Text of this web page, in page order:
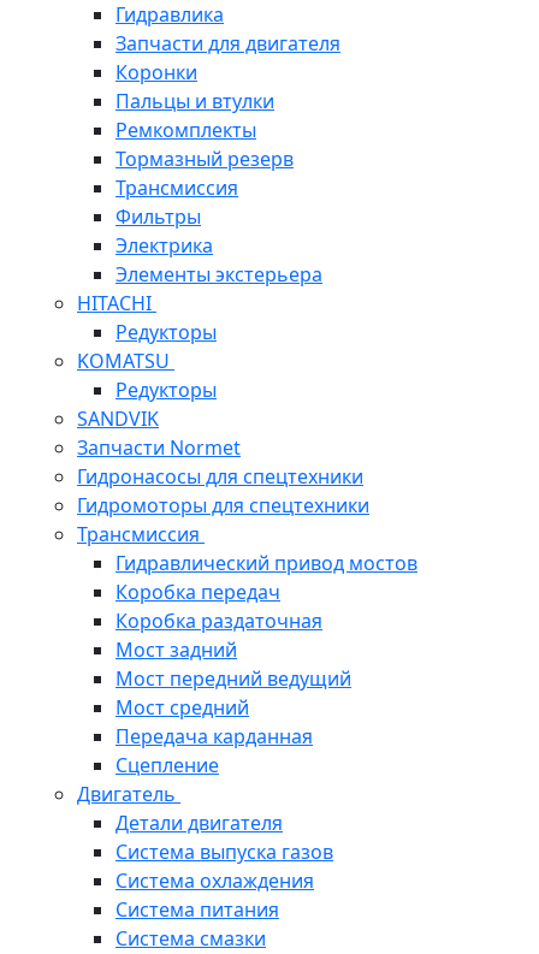
Гидравлика
Запчасти для двигателя
Коронки
Пальцы и втулки
Ремкомплекты
Тормазный резерв
Трансмиссия
Фильтры
Электрика
Элементы экстерьера
HITACHI
Редукторы
KOMATSU
Редукторы
SANDVIK
Запчасти Normet
Гидронасосы для спецтехники
Гидромоторы для спецтехники
Трансмиссия
Гидравлический привод мостов
Коробка передач
Коробка раздаточная
Мост задний
Мост передний ведущий
Мост средний
Передача карданная
Сцепление
Двигатель
Детали двигателя
Система выпуска газов
Система охлаждения
Система питания
Система смазки